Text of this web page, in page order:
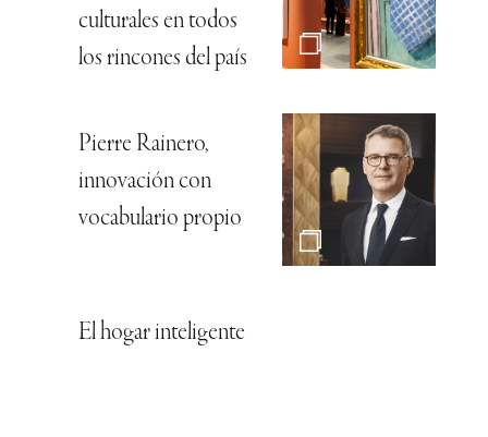
culturales en todos
los rincones del país
Pierre Rainero,
innovación con
vocabulario propio
El hogar inteligente